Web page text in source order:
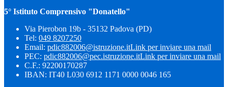
5° Istituto Comprensivo "Donatello"
Via Pierobon 19b - 35132 Padova (PD)
Tel: 049 8207250
Email: pdic882006@istruzione.itLink per inviare una mail
PEC: pdic882006@pec.istruzione.itLink per inviare una mail
C.F.: 92200170287
IBAN: IT40 L030 6912 1171 0000 0046 165